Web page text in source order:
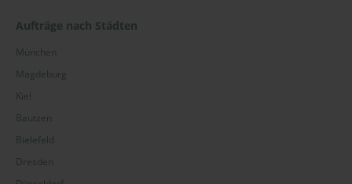
Aufträge nach Städten
München
Magdeburg
Kiel
Bautzen
Bielefeld
Dresden